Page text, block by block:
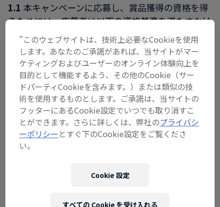
1.1 本キャンペーンに応募し、賞品獲得の資格を得
るためには、応募者は以下の資格基準を満たさなけ
ればなりません。
i. 日本国内に居住する16歳以上の方
ii. レッドブル、その親会社、及びその各自の関連会
社、子会社、代理店、本キャンペーンの開発又は制
作に関与するすべての企業、専門職顧問、第三者サ
ービスプロバイダー、本キャンペーンに関与する広
告及びプロモーション代理店それぞれの取締役、役
員、社員、並びにその者らの直近の親族及び同一所
問いません。)でないこと
”このウェブサイトは、技術上必要なCookieを使用
します。あなたのご承諾があれば、当サイトがマー
ケティングおよびユーザーのオンライン体験向上を
目的として機能するよう、その他のCookie（サー
ドパーティCookieを含みます。）または類似の技
術を使用するものとします。ご承諾は、当サイトの
フッターにあるCookie設定でいつでも取り消すこ
とができます。さらに詳しくは、弊社のプライバシ
ーポリシー とすぐ下のCookie設定をご覧くださ
い。
Cookie 設定
すべての Cookie を受け入れる